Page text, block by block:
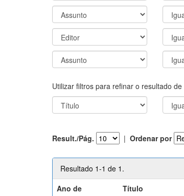
Utilizar filtros para refinar o resultado de
Result./Pág. | Ordenar por
Resultado 1-1 de 1.
Ano de
Título